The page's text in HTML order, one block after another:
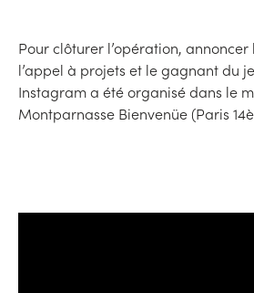
Pour clôturer l’opération,
l’appel à projets et le gagnant du
Instagram a été organisé dans le
Montparnasse Bienvenüe (Paris